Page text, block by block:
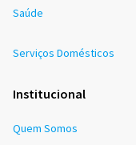
Saúde
Serviços Domésticos
Institucional
Quem Somos